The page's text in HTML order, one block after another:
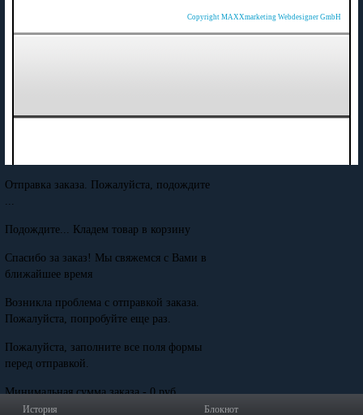
Copyright MAXXmarketing Webdesigner GmbH
История Блокнот
Отправка заказа. Пожалуйста, подождите
...
Подождите... Кладем товар в корзину
Спасибо за заказ! Мы свяжемся с Вами в
ближайшее время
Возникла проблема с отправкой заказа.
Пожалуйста, попробуйте еще раз.
Пожалуйста, заполните все поля формы
перед отправкой.
Минимальная сумма заказа - 0 руб.